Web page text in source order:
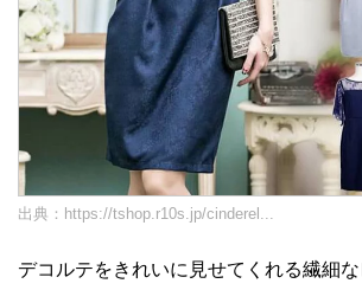
出典： https://tshop.r10s.jp/cinderel...
デコルテをきれいに見せてくれる繊細